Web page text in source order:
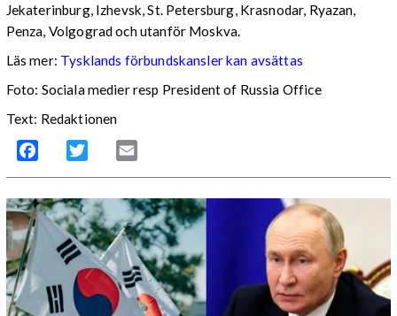
Jekaterinburg, Izhevsk, St. Petersburg, Krasnodar, Ryazan,
Penza, Volgograd och utanför Moskva.
Läs mer: Tysklands förbundskansler kan avsättas
Foto: Sociala medier resp President of Russia Office
Text: Redaktionen
Facebook Twitter